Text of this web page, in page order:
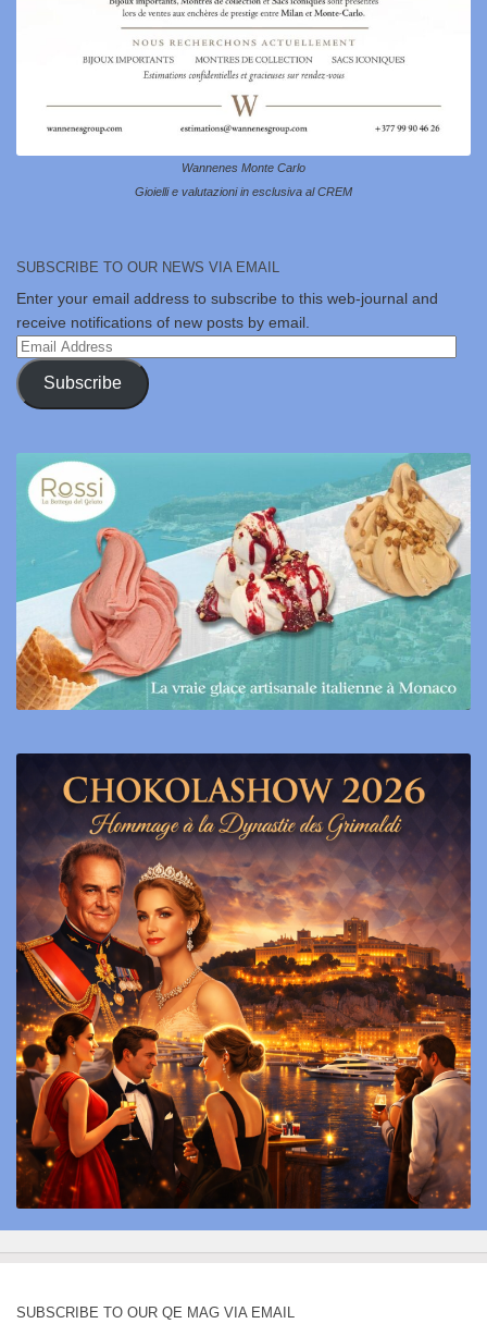
Wannenes Monte Carlo
Gioielli e valutazioni in esclusiva al CREM
SUBSCRIBE TO OUR NEWS VIA EMAIL
Enter your email address to subscribe to this web-journal and
receive notifications of new posts by email.
Email
Address
Subscribe
SUBSCRIBE TO OUR QE MAG VIA EMAIL